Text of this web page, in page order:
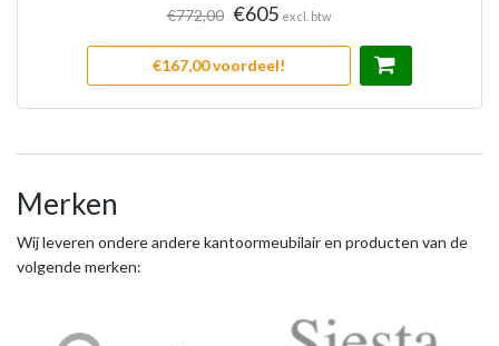
€772,00 €605 excl. btw
€167,00 voordeel!
Merken
Wij leveren ondere andere kantoormeubilair en producten van de
volgende merken: